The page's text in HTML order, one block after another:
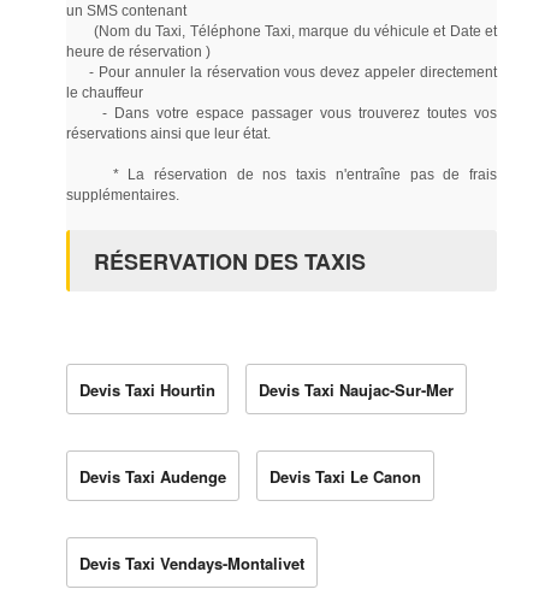
un SMS contenant
(Nom du Taxi, Téléphone Taxi, marque du véhicule et Date et
heure de réservation )
- Pour annuler la réservation vous devez appeler directement
le chauffeur
- Dans votre espace passager vous trouverez toutes vos
réservations ainsi que leur état.
* La réservation de nos taxis n'entraîne pas de frais
supplémentaires.
RÉSERVATION DES TAXIS
Devis Taxi Hourtin Devis Taxi Naujac-Sur-Mer
Devis Taxi Audenge Devis Taxi Le Canon
Devis Taxi Vendays-Montalivet